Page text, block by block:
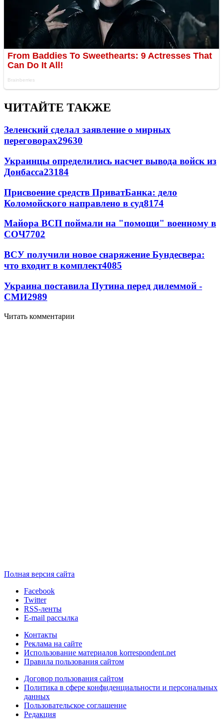
ЧИТАЙТЕ ТАКЖЕ
Зеленский сделал заявление о мирных
переговорах29630
Украинцы определились насчет вывода войск из
Донбасса23184
Присвоение средств ПриватБанка: дело
Коломойского направлено в суд8174
Майора ВСП поймали на "помощи" военному в
СОЧ7702
ВСУ получили новое снаряжение Бундесвера:
что входит в комплект4085
Украина поставила Путина перед дилеммой -
СМИ2989
Читать комментарии
Полная версия сайта
Facebook
Twitter
RSS-ленты
E-mail рассылка
Контакты
Реклама на сайте
Использование материалов korrespondent.net
Правила пользования сайтом
Договор пользования сайтом
Политика в сфере конфиденциальности и персональных
данных
Пользовательское соглашение
Редакция